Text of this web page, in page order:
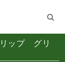
ップ グリ